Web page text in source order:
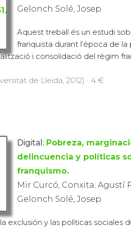
Gelonch Solé, Josep
Aquest treball és un estudi
franquista durant l’època de la
i consolidació del règim
de Lleida, 2012) · 4 €
Digital: Pobreza,
delincuencia y políticas
franquismo.
Mir Curcó, Conxita; Agustí
Gelonch Solé, Josep
exclusión y las políticas sociales